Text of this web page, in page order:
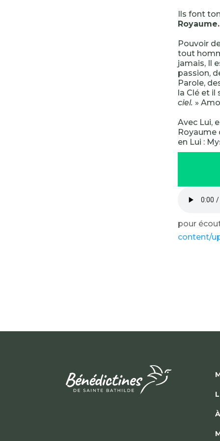
Ils font
Royaume.
Pouvoir
tout
jamais, Il
passion,
Parole,
la Clé et il
ciel. »
Avec Lui,
Royaume
en Lui :
pour
content/